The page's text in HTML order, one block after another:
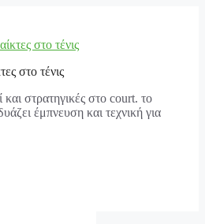
στο τένις
στρατηγικές στο court. το
έμπνευση και τεχνική για